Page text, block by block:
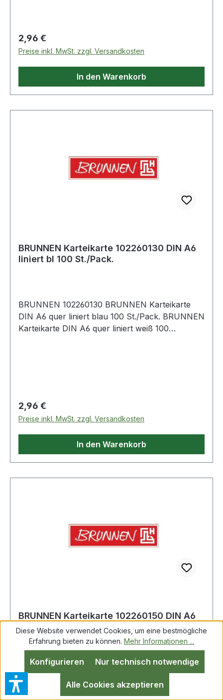
Regulärer Preis:
2,96 €
Preise inkl. MwSt. zzgl. Versandkosten
In den Warenkorb
BRUNNEN Karteikarte 102260130 DIN A6
liniert bl 100 St./Pack.
BRUNNEN 102260130 BRUNNEN Karteikarte
DIN A6 quer liniert blau 100 St./Pack. BRUNNEN
Karteikarte DIN A6 quer liniert weiß 100
Regulärer Preis:
2,96 €
Preise inkl. MwSt. zzgl. Versandkosten
In den Warenkorb
BRUNNEN Karteikarte 102260150 DIN A6
liniert gn 100 St./Pack.
BRUNNEN 102260150 BRUNNEN Karteikarte
DIN A6 quer liniert grün 100 St./Pack.
BRUNNEN Karteikarte DIN A6 quer liniert weiß
Diese Website verwendet Cookies, um eine bestmögliche
Erfahrung bieten zu können. Mehr Informationen ...
Nur technisch notwendige
Konfigurieren
Alle Cookies akzeptieren